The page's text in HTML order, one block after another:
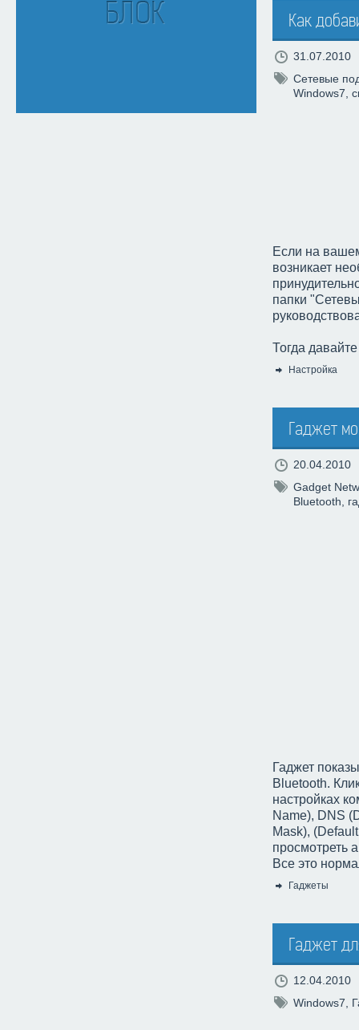
Как
31.07.2010
Сетевые
Windows7
Если на
возникает
папки
Тогда
Настройка
Гаджет
20.04.2010
Gadget
Bluetooth
Гаджет
Bluetooth.
настройках
Name), DNS
Mask),
просмотреть
Все это
Гаджеты
Гаджет
12.04.2010
Windows7